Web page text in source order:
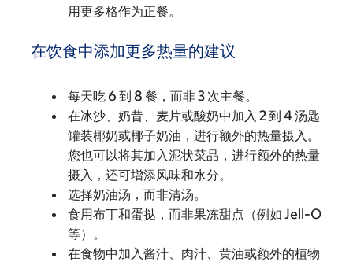
用更多格作为正餐。
在饮食中添加更多热量的建议
每天吃 6 到 8 餐，而非 3 次主餐。
在冰沙、奶昔、麦片或酸奶中加入 2 到 4 汤匙
罐装椰奶或椰子奶油，进行额外的热量摄入。
您也可以将其加入泥状菜品，进行额外的热量
摄入，还可增添风味和水分。
选择奶油汤，而非清汤。
食用布丁和蛋挞，而非果冻甜点（例如 Jell-O
等）。
在食物中加入酱汁、肉汁、黄油或额外的植物